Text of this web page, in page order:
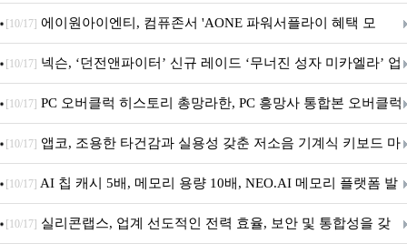
출시
[10/17] 에이원아이엔티, 컴퓨존서 'AONE 파워서플라이 혜택 모
음.ZIP' 이벤트 진행
[10/17] 넥슨, ‘던전앤파이터’ 신규 레이드 ‘무너진 성자 미카엘라’ 업
데이트!
[10/17] PC 오버클럭 히스토리 총망라한, PC 흥망사 통합본 오버클럭
특집(1-4편)
[10/17] 앱코, 조용한 타건감과 실용성 갖춘 저소음 기계식 키보드 마
우스 세트 'KM580' 출시
[10/17] AI 칩 캐시 5배, 메모리 용량 10배, NEO.AI 메모리 플랫폼 발
표
[10/17] 실리콘랩스, 업계 선도적인 전력 효율, 보안 및 통합성을 갖